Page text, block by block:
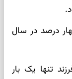
درصد در سال
تنها یک بار